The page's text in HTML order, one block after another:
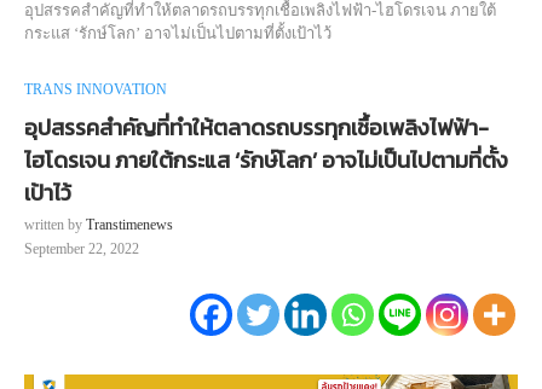
อุปสรรคสำคัญที่ทำให้ตลาดรถบรรทุกเชื้อเพลิงไฟฟ้า-ไฮโดรเจน ภายใต้
กระแส ‘รักษ์โลก’ อาจไม่เป็นไปตามที่ตั้งเป้าไว้
TRANS INNOVATION
อุปสรรคสำคัญที่ทำให้ตลาดรถบรรทุกเชื้อเพลิงไฟฟ้า-
ไฮโดรเจน ภายใต้กระแส ‘รักษ์โลก’ อาจไม่เป็นไปตามที่ตั้ง
เป้าไว้
written by Transtimenews
September 22, 2022